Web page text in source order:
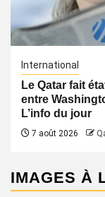
International
Le Qatar fait
entre
L’info du jour
7 août 2026
IMAGES À